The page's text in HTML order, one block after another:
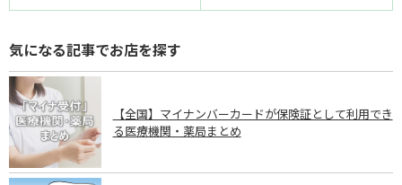
気になる記事でお店を探す
【全国】マイナンバーカードが保険証として利用でき
る医療機関・薬局まとめ